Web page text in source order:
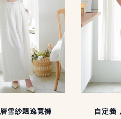
雪紗飄逸寬褲 自定義